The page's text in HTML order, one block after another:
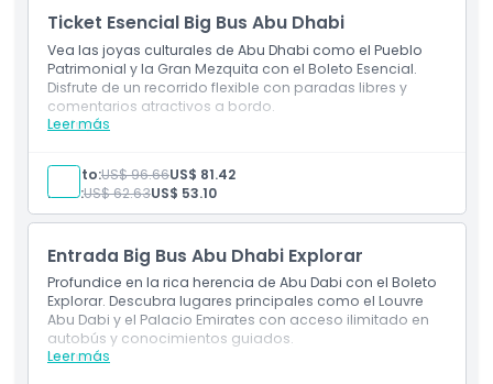
Horario de Apertura
Cosas a Saber
Cómo Canjear
Política de Cancelación
Ticket Esencial Big Bus Abu Dhabi
Vea las joyas culturales de Abu Dhabi como el Pueblo
Patrimonial y la Gran Mezquita con el Boleto Esencial.
Disfrute de un recorrido flexible con paradas libres y
comentarios atractivos a bordo.
Leer más
Incluye
Sube y Baja
Boleto de autobús completamente flexible (cambio
de fecha gratuito)
Tour por la Mezquita Sheikh Zayed
Adulto:US$ 96.66US$ 81.42
Niño:US$ 62.63US$ 53.10
Entrada Big Bus Abu Dhabi Explorar
Profundice en la rica herencia de Abu Dabi con el Boleto
Explorar. Descubra lugares principales como el Louvre
Abu Dabi y el Palacio Emirates con acceso ilimitado en
autobús y conocimientos guiados.
Leer más
Incluye